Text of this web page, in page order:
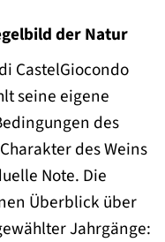
der Natur
CastelGiocondo
seine eigene
des
des Weins
Note. Die
Überblick über
Jahrgänge: